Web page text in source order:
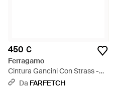
450 €
Ferragamo
Cintura Gancini Con Strass -
Bianco
Da FARFETCH